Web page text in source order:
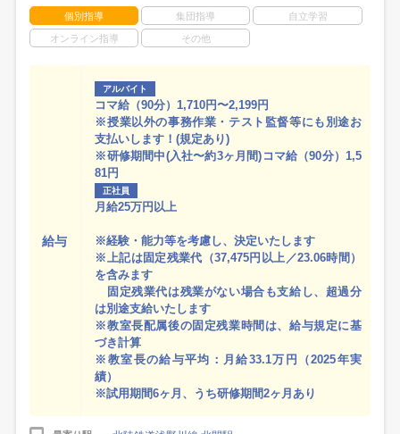
個別指導 集団指導 自立学習
オンライン指導 その他
給与
アルバイト
コマ給（90分）1,710円〜2,199円
※授業以外の事務作業・テスト監督等にも別途お
支払いします！(規定あり)
※研修期間中(入社〜約3ヶ月間)コマ給（90分）1,5
81円
正社員
月給25万円以上
※経験・能力等を考慮し、決定いたします
※上記は固定残業代（37,475円以上／23.06時間）
を含みます
固定残業代は残業がない場合も支給し、超過分
は別途支給いたします
※教室長配属後の固定残業時間は、給与規定に基
づき計算
※教室長の給与平均：月給33.1万円（2025年実
績）
※試用期間6ヶ月、うち研修期間2ヶ月あり